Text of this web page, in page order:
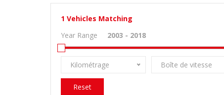
1 Vehicles Matching
Year Range
Kilométrage Boîte de vitesse
Reset